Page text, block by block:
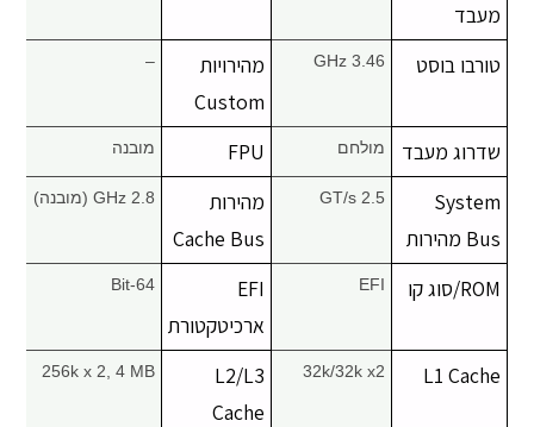
חלקים למק | Apple
שירות תיקונים למכשירי אפל
מדריכים
מעבד
טורבו בוסט 3.46 GHz
מהירויות
Custom
–
שדרוג מעבד מולחם FPU מובנה
System
Bus מהירות
2.5 GT/s
מהירות
Cache Bus
2.8 GHz (מובנה)
ROM/סוג קו EFI
EFI
ארכיטקטורת
64-Bit
L1 Cache
32k/32k x2
L2/L3
Cache
256k x 2, 4 MB